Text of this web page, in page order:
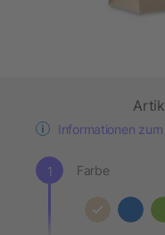
Informationen
Farbe